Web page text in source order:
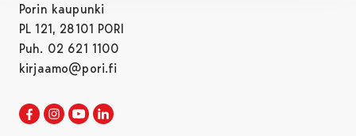
Porin kaupunki
PL 121, 28101 PORI
Puh. 02 621 1100
kirjaamo@pori.fi
Porin kaupunki Facebookissa
Avautuu uudessa välilehdessä
Porin kaupunki Instagramissa
Avautuu uudessa välilehdessä
Porin kaupunki Youtubessa
Avautuu uudessa välilehdessä